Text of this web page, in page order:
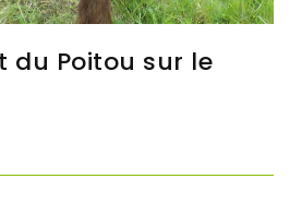
du Poitou sur le